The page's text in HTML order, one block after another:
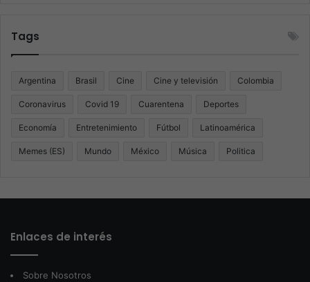
Tags
Argentina Brasil Cine Cine y televisión Colombia
Coronavirus Covid 19 Cuarentena Deportes
Economía Entretenimiento Fútbol Latinoamérica
Memes (ES) Mundo México Música Politica
Enlaces de interés
Sobre Nosotros